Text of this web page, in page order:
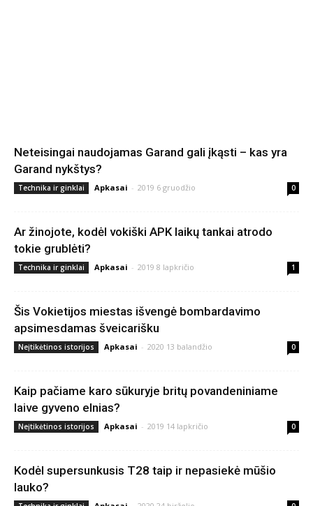
Neteisingai naudojamas Garand gali įkąsti – kas yra
Garand nykštys?
Technika ir ginklai Apkasai - 2019 6 gruodžio 0
Ar žinojote, kodėl vokiški APK laikų tankai atrodo
tokie grublėti?
Technika ir ginklai Apkasai - 2019 8 lapkričio 1
Šis Vokietijos miestas išvengė bombardavimo
apsimesdamas šveicarišku
Neįtikėtinos istorijos Apkasai - 2020 13 balandžio 0
Kaip pačiame karo sūkuryje britų povandeniniame
laive gyveno elnias?
Neįtikėtinos istorijos Apkasai - 2019 14 lapkričio 0
Kodėl supersunkusis T28 taip ir nepasiekė mūšio
lauko?